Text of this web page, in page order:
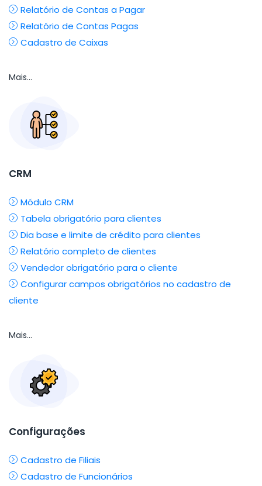
Relatório de Contas a Pagar
Relatório de Contas Pagas
Cadastro de Caixas
Mais...
CRM
Módulo CRM
Tabela obrigatório para clientes
Dia base e limite de crédito para clientes
Relatório completo de clientes
Vendedor obrigatório para o cliente
Configurar campos obrigatórios no cadastro de
cliente
Mais...
Configurações
Cadastro de Filiais
Cadastro de Funcionários